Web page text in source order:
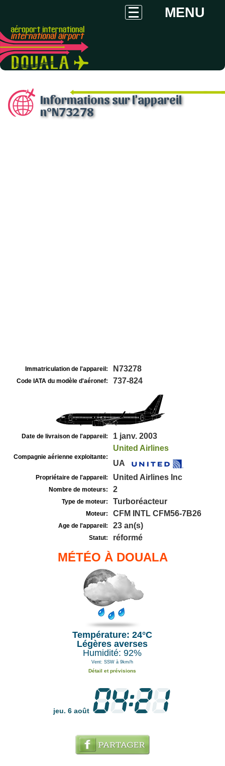
MENU
Informations sur l'appareil
n°N73278
Immatriculation de l'appareil: N73278
Code IATA du modèle d'aéronef: 737-824
Date de livraison de l'appareil: 1 janv. 2003
Compagnie aérienne exploitante:
United Airlines
UA
Propriétaire de l'appareil: United Airlines Inc
Nombre de moteurs: 2
Type de moteur: Turboréacteur
Moteur: CFM INTL CFM56-7B26
Age de l'appareil: 23 an(s)
Statut: réformé
MÉTÉO À DOUALA
Température: 24°C
Légères averses
Humidité: 92%
Vent: SSW à 9km/h
Détail et prévisions
jeu. 6 août